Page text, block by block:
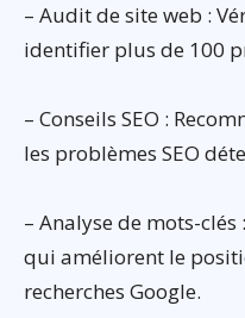
– Audit de site web :
identifier plus de 100
– Conseils SEO :
les problèmes SEO
– Analyse de mots-
qui améliorent le
recherches Google.